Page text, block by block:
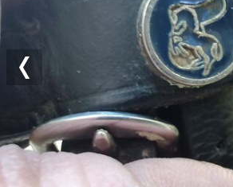
Previous